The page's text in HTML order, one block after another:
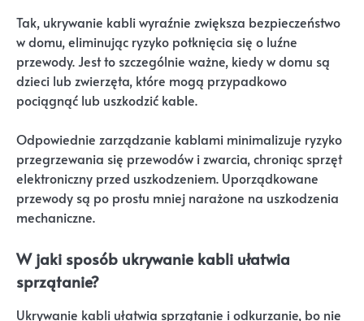
Tak, ukrywanie kabli wyraźnie zwiększa bezpieczeństwo
w domu, eliminując ryzyko potknięcia się o luźne
przewody. Jest to szczególnie ważne, kiedy w domu są
dzieci lub zwierzęta, które mogą przypadkowo
pociągnąć lub uszkodzić kable.
Odpowiednie zarządzanie kablami minimalizuje ryzyko
przegrzewania się przewodów i zwarcia, chroniąc sprzęt
elektroniczny przed uszkodzeniem. Uporządkowane
przewody są po prostu mniej narażone na uszkodzenia
mechaniczne.
W jaki sposób ukrywanie kabli ułatwia
sprzątanie?
Ukrywanie kabli ułatwia sprzątanie i odkurzanie, bo nie